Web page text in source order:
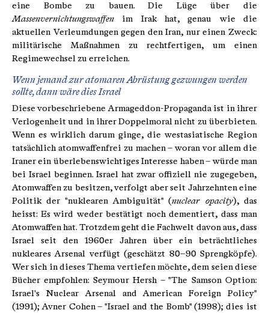
eine Bombe zu bauen. Die Lüge über die
Massenvernichtungswaffen im Irak hat, genau wie die
aktuellen Verleumdungen gegen den Iran, nur einen Zweck:
militärische Maßnahmen zu rechtfertigen, um einen
Regimewechsel zu erreichen.
Wenn jemand zur atomaren Abrüstung gezwungen werden
sollte, dann wäre dies Israel
Diese vorbeschriebene Armageddon-Propaganda ist in ihrer
Verlogenheit und in ihrer Doppelmoral nicht zu überbieten.
Wenn es wirklich darum ginge, die westasiatische Region
tatsächlich atomwaffenfrei zu machen – woran vor allem die
Iraner ein überlebenswichtiges Interesse haben – würde man
bei Israel beginnen. Israel hat zwar offiziell nie zugegeben,
Atomwaffen zu besitzen, verfolgt aber seit Jahrzehnten eine
Politik der "nuklearen Ambiguität" (nuclear opacity), das
heisst: Es wird weder bestätigt noch dementiert, dass man
Atomwaffen hat. Trotzdem geht die Fachwelt davon aus, dass
Israel seit den 1960er Jahren über ein beträchtliches
nukleares Arsenal verfügt (geschätzt 80–90 Sprengköpfe).
Wer sich in dieses Thema vertiefen möchte, dem seien diese
Bücher empfohlen: Seymour Hersh – "The Samson Option:
Israel's Nuclear Arsenal and American Foreign Policy"
(1991); Avner Cohen – "Israel and the Bomb" (1998); dies ist